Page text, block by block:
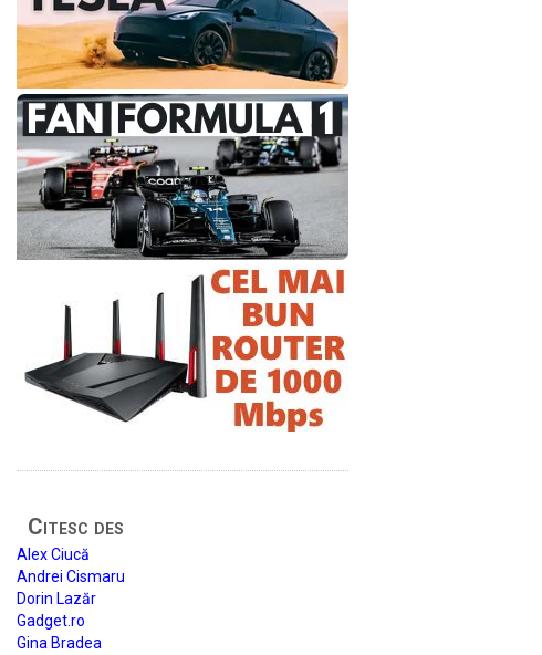
Citesc des
Alex Ciucă
Andrei Cismaru
Dorin Lazăr
Gadget.ro
Gina Bradea